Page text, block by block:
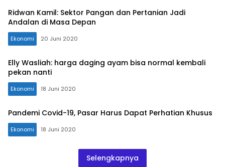
Ridwan Kamil: Sektor Pangan dan Pertanian Jadi
Andalan di Masa Depan
Ekonomi 20 Juni 2020
Elly Wasliah: harga daging ayam bisa normal kembali
pekan nanti
Ekonomi 18 Juni 2020
Pandemi Covid-19, Pasar Harus Dapat Perhatian Khusus
Ekonomi 18 Juni 2020
Selengkapnya